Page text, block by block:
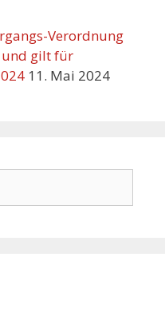
Verordnung
und gilt für
11. Mai 2024